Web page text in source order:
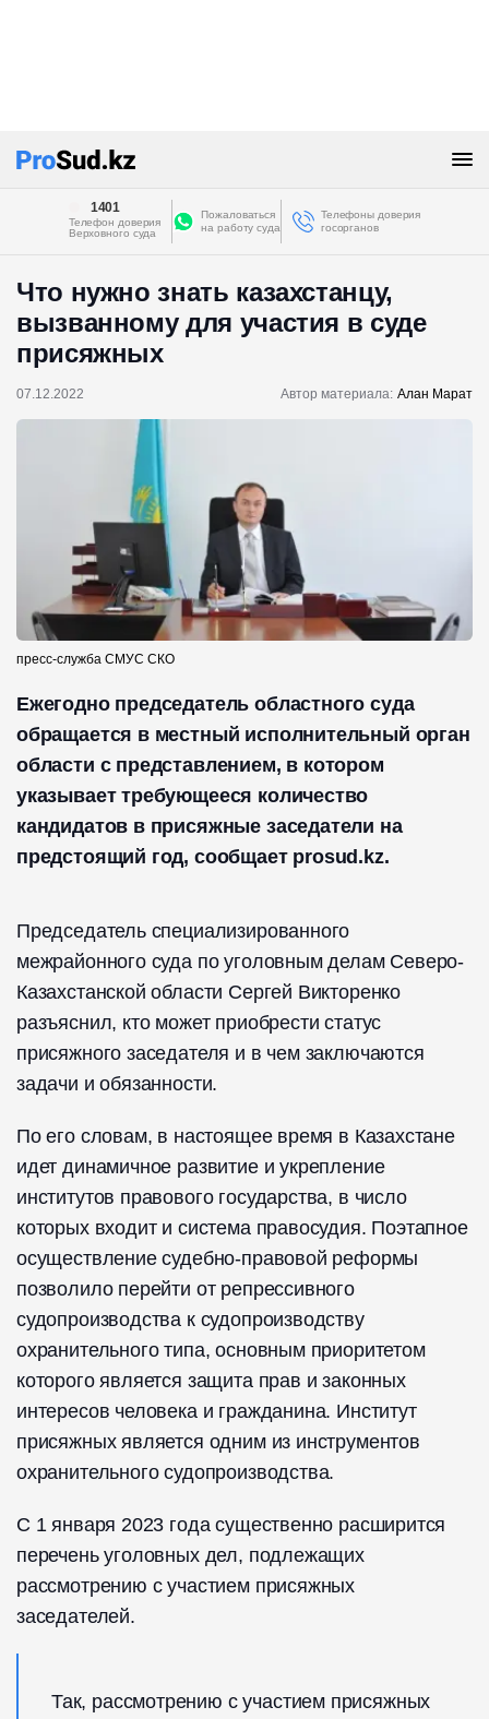
1401
Телефон доверия
Верховного суда
Пожаловаться
на работу суда
Телефоны доверия
госорганов
Что нужно знать казахстанцу,
вызванному для участия в суде
присяжных
07.12.2022 Автор материала: Алан Марат
пресс-служба СМУС СКО
Ежегодно председатель областного суда
обращается в местный исполнительный орган
области с представлением, в котором
указывает требующееся количество
кандидатов в присяжные заседатели на
предстоящий год, сообщает prosud.kz.
Председатель специализированного
межрайонного суда по уголовным делам Северо-
Казахстанской области Сергей Викторенко
разъяснил, кто может приобрести статус
присяжного заседателя и в чем заключаются
задачи и обязанности.
По его словам, в настоящее время в Казахстане
идет динамичное развитие и укрепление
институтов правового государства, в число
которых входит и система правосудия. Поэтапное
осуществление судебно-правовой реформы
позволило перейти от репрессивного
судопроизводства к судопроизводству
охранительного типа, основным приоритетом
которого является защита прав и законных
интересов человека и гражданина. Институт
присяжных является одним из инструментов
охранительного судопроизводства.
С 1 января 2023 года существенно расширится
перечень уголовных дел, подлежащих
рассмотрению с участием присяжных
заседателей.
Так, рассмотрению с участием присяжных